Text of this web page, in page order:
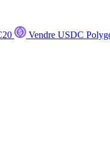
Vendre USDC